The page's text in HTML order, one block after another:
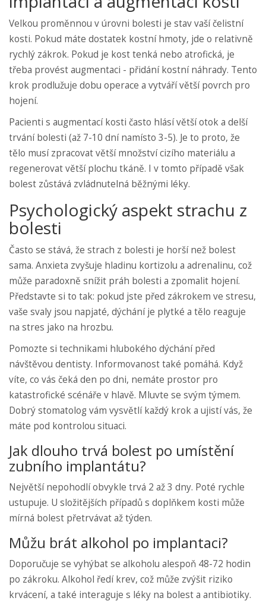
Velkou proměnnou v úrovni bolesti je stav vaší čelistní
kosti. Pokud máte dostatek kostní hmoty, jde o relativně
rychlý zákrok. Pokud je kost tenká nebo atrofická, je
třeba provést augmentaci - přidání kostní náhrady. Tento
krok prodlužuje dobu operace a vytváří větší povrch pro
hojení.
Pacienti s augmentací kosti často hlásí větší otok a delší
trvání bolesti (až 7-10 dní namísto 3-5). Je to proto, že
tělo musí zpracovat větší množství cizího materiálu a
regenerovat větší plochu tkáně. I v tomto případě však
bolest zůstává zvládnutelná běžnými léky.
Psychologický aspekt strachu z
bolesti
Často se stává, že strach z bolesti je horší než bolest
sama. Anxieta zvyšuje hladinu kortizolu a adrenalinu, což
může paradoxně snížit práh bolesti a zpomalit hojení.
Představte si to tak: pokud jste před zákrokem ve stresu,
vaše svaly jsou napjaté, dýchání je plytké a tělo reaguje
na stres jako na hrozbu.
Pomozte si technikami hlubokého dýchání před
návštěvou dentisty. Informovanost také pomáhá. Když
víte, co vás čeká den po dni, nemáte prostor pro
katastrofické scénáře v hlavě. Mluvte se svým týmem.
Dobrý stomatolog vám vysvětlí každý krok a ujistí vás, že
máte pod kontrolou situaci.
Jak dlouho trvá bolest po umístění
zubního implantátu?
Největší nepohodlí obvykle trvá 2 až 3 dny. Poté rychle
ustupuje. U složitějších případů s doplňkem kosti může
mírná bolest přetrvávat až týden.
Můžu brát alkohol po implantaci?
Doporučuje se vyhýbat se alkoholu alespoň 48-72 hodin
po zákroku. Alkohol ředí krev, což může zvýšit riziko
krvácení, a také interaguje s léky na bolest a antibiotiky.